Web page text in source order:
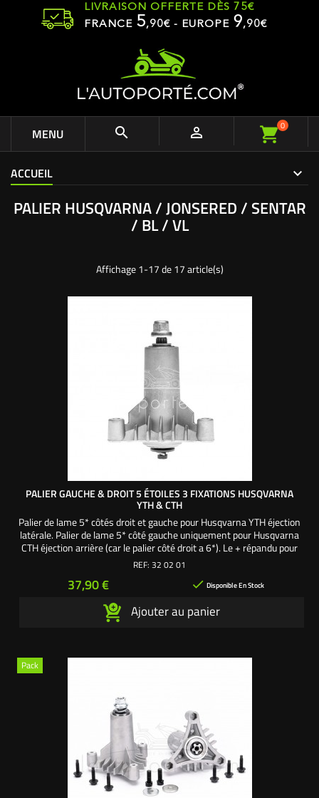
LIVRAISON OFFERTE DÈS 75€
FRANCE 5,90€ - EUROPE 9,90€
MENU   0
ACCUEIL
PALIER HUSQVARNA / JONSERED / SENTAR
/ BL / VL
Affichage 1-17 de 17 article(s)
PALIER GAUCHE & DROIT 5 ÉTOILES 3 FIXATIONS HUSQVARNA
YTH & CTH
Palier de lame 5* côtés droit et gauche pour Husqvarna YTH éjection
latérale. Palier de lame 5* côté gauche uniquement pour Husqvarna
CTH éjection arrière (car le palier côté droit a 6*). Le + répandu pour
carter de coupe 36"/ 92 cm - 38"/ 97 cm - 42"/107 cm. Utilisez 3
REF: 32 02 01
Prix
37,90 €  Disponible En Stock
Ajouter au panier
Pack